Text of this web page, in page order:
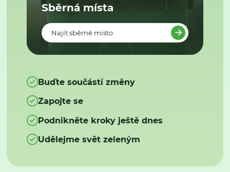
Sběrná místa
Najít sběrné místo
Buďte součástí změny
Zapojte se
Podnikněte kroky ještě dnes
Udělejme svět zeleným